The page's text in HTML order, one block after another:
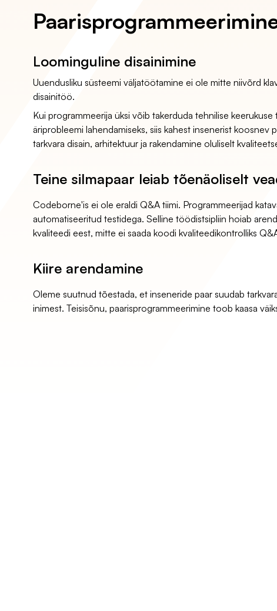
Loominguline disainimine
Uuendusliku süsteemi väljatöötamine ei ole mitte niivõrd
disainitöö.
Kui programmeerija üksi võib takerduda tehnilise
äriprobleemi lahendamiseks, siis kahest insenerist koosnev
tarkvara disain, arhitektuur ja rakendamine oluliselt
Teine silmapaar leiab tõenäoliselt
Codeborne'is ei ole eraldi Q&A tiimi. Programmeerijad
automatiseeritud testidega. Selline töödistsipliin hoiab
kvaliteedi eest, mitte ei saada koodi kvaliteedikontrolliks
Kiire arendamine
Oleme suutnud tõestada, et inseneride paar suudab
inimest. Teisisõnu, paarisprogrammeerimine toob kaasa